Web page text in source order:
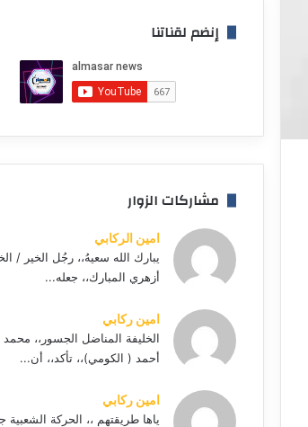
إنضم لقناتنا
مشاركات الزوار
امين الركابي
يبارك الله سعيهُ،، رجُل الخير /
أزهري المبارك،، جعله...
امين ركابي
الخليفة المناضل الجسور،،
أحمد ( الكومي)،، تأكد،، أن...
امين ركابي
ياها طريقتهم ،، الحركة الشعبية